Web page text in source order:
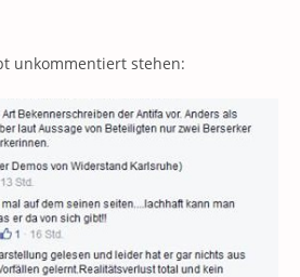
unkommentiert stehen: